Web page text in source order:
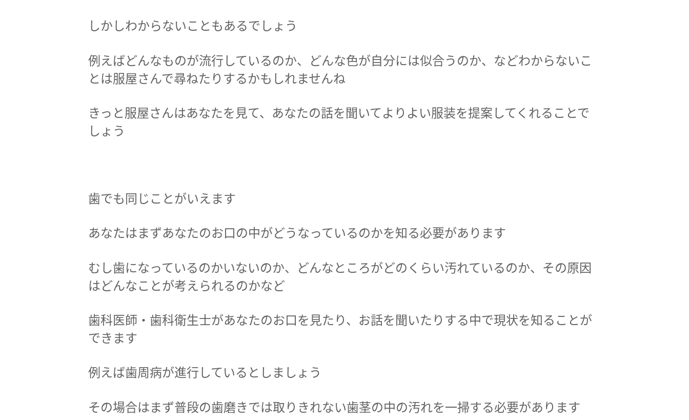
しかしわからないこともあるでしょう
例えばどんなものが流行しているのか、どんな色が自分には似合うのか、などわからないこ
とは服屋さんで尋ねたりするかもしれませんね
きっと服屋さんはあなたを見て、あなたの話を聞いてよりよい服装を提案してくれることで
しょう
歯でも同じことがいえます
あなたはまずあなたのお口の中がどうなっているのかを知る必要があります
むし歯になっているのかいないのか、どんなところがどのくらい汚れているのか、その原因
はどんなことが考えられるのかなど
歯科医師・歯科衛生士があなたのお口を見たり、お話を聞いたりする中で現状を知ることが
できます
例えば歯周病が進行しているとしましょう
その場合はまず普段の歯磨きでは取りきれない歯茎の中の汚れを一掃する必要があります